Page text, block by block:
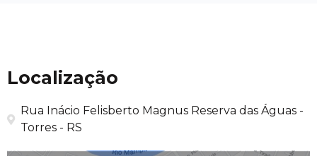
Localização
Rua Inácio Felisberto Magnus Reserva das Águas -
Torres - RS